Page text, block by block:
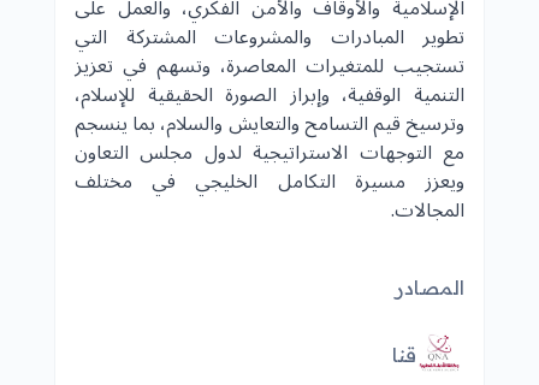
الإسلامية والأوقاف والأمن الفكري، والعمل على
تطوير المبادرات والمشروعات المشتركة التي
تستجيب للمتغيرات المعاصرة، وتسهم في تعزيز
التنمية الوقفية، وإبراز الصورة الحقيقية للإسلام،
وترسيخ قيم التسامح والتعايش والسلام، بما ينسجم
مع التوجهات الاستراتيجية لدول مجلس التعاون
ويعزز مسيرة التكامل الخليجي في مختلف
المجالات.
المصادر
قنا